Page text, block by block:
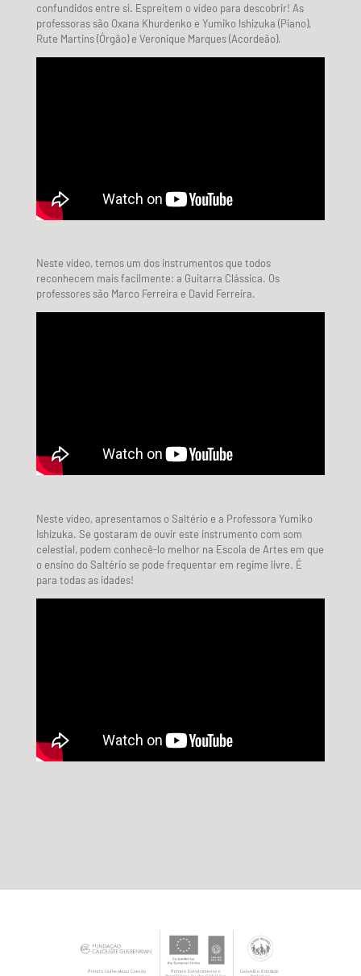
confundidos entre si. Espreitem o vídeo para descobrir! As
professoras são Oxana Khurdenko e Yumiko Ishizuka (Piano),
Rute Martins (Órgão) e Veronique Marques (Acordeão).
Neste vídeo, temos um dos instrumentos que todos
reconhecem mais facilmente: a Guitarra Clássica. Os
professores são Marco Ferreira e David Ferreira.
Neste vídeo, apresentamos o Saltério e a Professora Yumiko
Ishizuka. Se gostaram de ouvir este instrumento com som
celestial, podem conhecê-lo melhor na Escola de Artes em que
o ensino do Saltério se pode frequentar em regime livre. É
para todas as idades!